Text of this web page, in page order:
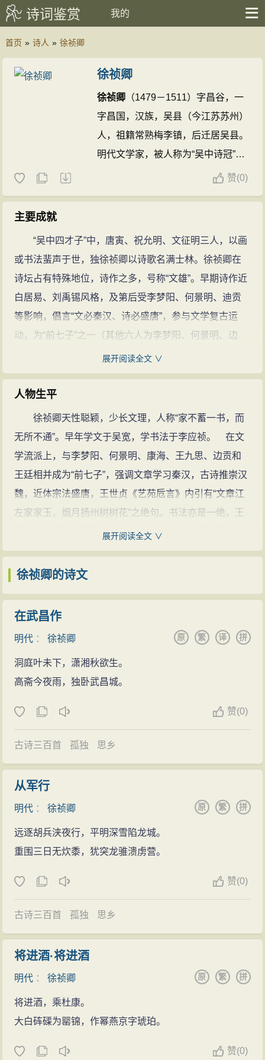
诗词鉴赏 我的
首页 » 诗人 » 徐祯卿
徐祯卿
徐祯卿 （1479－1511）字昌谷，一
字昌国，汉族，吴县（今江苏苏州）
人，祖籍常熟梅李镇，后迁居吴县。
明代文学家，被人称为“吴中诗冠”，
是吴中四才子（亦称江南四大才子）
赞(0)
主要成就
“吴中四才子”中，唐寅、祝允明、文征明三人，以画
或书法蜚声于世，独徐祯卿以诗歌名满士林。徐祯卿在
诗坛占有特殊地位，诗作之多，号称“文雄”。早期诗作近
白居易、刘禹锡风格，及第后受李梦阳、何景明、迪贡
等影响，倡言“文必秦汉、诗必盛唐”，参与文学复古运
动，为“前七子”之一（其他六人为李梦阳、何景明、边
贡、康海、王九思、王廷相）。所作《谈艺录》，只论
汉魏，六朝以后不屑一顾，阐述重在复古之论。其诗格
调高雅，纵横驰骋于汉唐之间，虽刻意复古，但仍不失
吴中风流之情。
清人沈德潜编选《明诗别裁集》，四才子诗，只收
录徐祯卿和文征明两人，文征明仅录两首，而徐祯卿诗
竟辑录二十三首之多。他为前七子之一，声誉仅次于李
（梦阳）、何（景明）。《明诗综》在比较徐与李、何
诗歌时曰：“李气雄，何才逸，徐情深”，一语中的地指出
调，但中原习气未深，江左流风犹存，吴中派清丽秀逸
点。《明史》用“熔炼精警”四字概括其诗风格。他长于七
言近体，绝句尤精，清词逸格，情韵隽永。
徐祯卿所撰诗话《谈艺录》，颇多精辟警策见解，
在明代诗话史乃至整个中国古代诗话史中都是屈指可数
的精品。且不说前后七子及其追随者们对此备加推崇，
就连以反复古自命的钱谦益，也对徐祯卿这篇诗论大加
会折衷，备兹文质，取充栋之草，删百存一，至今海
艺录”用作自己的著作之名。徐祯卿作为“吴中诗人之冠”
（《明史》卷286），是当之无愧的。
展开阅读全文 ∨
人物生平
徐祯卿天性聪颖，少长文理，人称“家不蓄一书，而
无所不通”。早年学文于吴宽，学书法于李应祯。 在文
学流派上，与李梦阳、何景明、康海、王九思、边贡和
王廷相并成为“前七子”，强调文章学习秦汉，古诗推崇汉
魏，近体宗法盛唐，王世贞《艺苑卮言》内引有“文章江
左家家玉，烟月扬州树树花”之绝句。书法亦是一绝，王
世贞称： “待诏小楷师二王，精工之甚，少年草师怀素，
行笔仿苏（轼）、黄（庭坚）、米（芾）及《集王书圣
教序》晚岁取《集王书圣教序》损益之，加以苍老，遂
徐祯卿著有《迪功集》、《迪功外集》、以及文学
徐祯卿16岁著《新倩集》。但早年屡试不第，读
《离骚》有感，作《叹叹集》；明弘治十四年（1501
年）作《江行记》；明弘治十六年（1503年）与文征明
进士，因貌丑，不得入翰林，改授大理左寺副。明正德
徐祯卿后期信仰道教，研习养生。明正德六年
和享寿最短的。徐祯卿的著述尚有《迪功集》、《翦胜
野闻》（该书多诋毁明太祖的内容，实为诬告）、《异
林》等。
展开阅读全文 ∨
徐祯卿的诗文
在武昌作
明代 ：徐祯卿 拼
译
繁
原
洞庭叶未下，潇湘秋欲生。
高斋今夜雨，独卧武昌城。
赞(0)
古诗三百首 孤独 思乡
从军行
明代 ：徐祯卿 拼
繁
原
远逐胡兵浃夜行，平明深雪陷龙城。
重围三日无炊黍，犹突龙骓溃虏营。
赞(0)
古诗三百首 孤独 思乡
将进酒·将进酒
明代 ：徐祯卿 拼
繁
原
将进酒，乘杜康。
大白砗磲为罂锦，作幂燕京字琥珀。
赞(0)